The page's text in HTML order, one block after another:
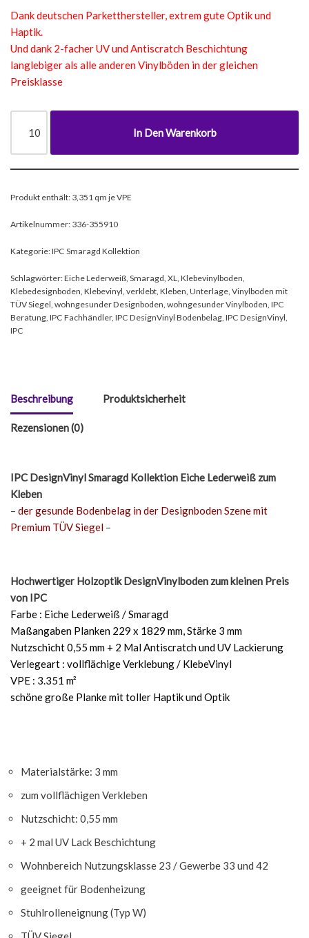
Dank deutschen Parketthersteller, extrem gute Optik und
Haptik.
Und dank 2-facher UV und Antiscratch Beschichtung
langlebiger als alle anderen Vinylböden in der gleichen
Preisklasse
In Den Warenkorb
Produkt enthält: 3,351 qm je VPE
Artikelnummer: 336-355910
Kategorie:IPC Smaragd Kollektion
Schlagwörter:Eiche Lederweiß Smaragd XL Klebevinylboden
Klebedesignboden Klebevinyl verklebt Kleben Unterlage Vinylboden mit
TÜV Siegel wohngesunder Designboden wohngesunder Vinylboden IPC
Beratung IPC Fachhändler, IPC DesignVinyl Bodenbelag IPC DesignVinyl
IPC
Beschreibung Produktsicherheit
Rezensionen (0)
IPC DesignVinyl Smaragd Kollektion Eiche Lederweiß zum
Kleben
– der gesunde Bodenbelag in der Designboden Szene mit
Premium TÜV Siegel –
Hochwertiger Holzoptik DesignVinylboden zum kleinen Preis
von IPC
Farbe : Eiche Lederweiß / Smaragd
Maßangaben Planken 229 x 1829 mm, Stärke 3 mm
Nutzschicht 0,55 mm + 2 Mal Antiscratch und UV Lackierung
Verlegeart : vollflächige Verklebung / KlebeVinyl
VPE : 3.351 m²
schöne große Planke mit toller Haptik und Optik
Materialstärke: 3 mm
zum vollflächigen Verkleben
Nutzschicht: 0,55 mm
+ 2 mal UV Lack Beschichtung
Wohnbereich Nutzungsklasse 23 / Gewerbe 33 und 42
geeignet für Bodenheizung
Stuhlrolleneignung (Typ W)